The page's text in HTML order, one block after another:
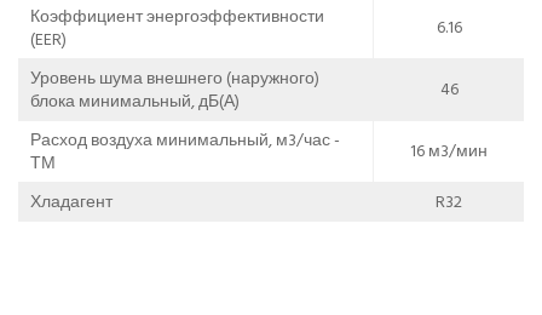
Коэффициент энергоэффективности
(EER)
6.16
Уровень шума внешнего (наружного)
блока минимальный, дБ(А)
46
Расход воздуха минимальный, м3/час -
ТМ
16 м3/мин
Хладагент
R32